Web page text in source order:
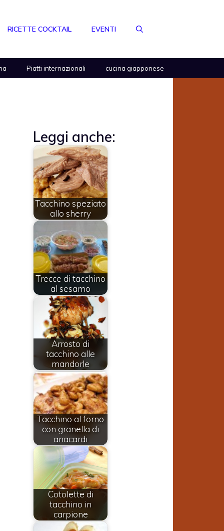
RICETTE COCKTAIL EVENTI
Piatti internazionali cucina giapponese
Leggi anche:
Tacchino speziato
allo sherry
Trecce di tacchino
al sesamo
Arrosto di
tacchino alle
mandorle
Tacchino al forno
con granella di
anacardi
Cotolette di
tacchino in
carpione